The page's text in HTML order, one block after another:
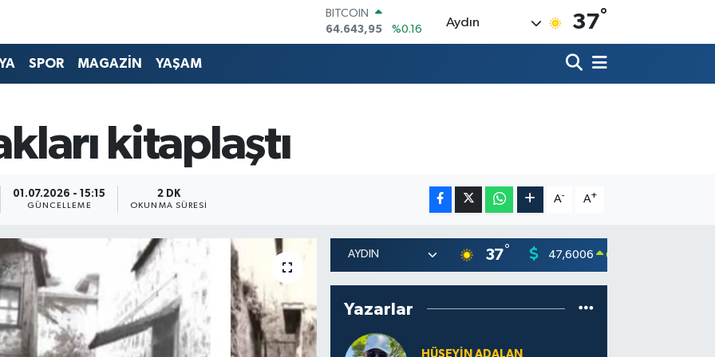
DOLAR
47,6006
%0.06
EURO
Aydın 37°
SPOR MAGAZİN YAŞAM
kitaplaştı
01.07.2026 - 15:15
GÜNCELLEME
2 DK
OKUNMA SÜRESI
A- A+
37° 47,6006 0.06
Yazarlar
HÜSEYIN ADALAN